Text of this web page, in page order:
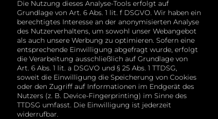
Die Nutzung dieses Analyse-Tools erfolgt auf
Grundlage von Art. 6 Abs. 1 lit. f DSGVO. Wir haben ein
berechtigtes Interesse an der anonymisierten Analyse
des Nutzerverhaltens, um sowohl unser Webangebot
als auch unsere Werbung zu optimieren. Sofern eine
entsprechende Einwilligung abgefragt wurde, erfolgt
die Verarbeitung ausschließlich auf Grundlage von
Art. 6 Abs. 1 lit. a DSGVO und § 25 Abs. 1 TTDSG,
soweit die Einwilligung die Speicherung von Cookies
oder den Zugriff auf Informationen im Endgerät des
Nutzers (z. B. Device-Fingerprinting) im Sinne des
TTDSG umfasst. Die Einwilligung ist jederzeit
widerrufbar.